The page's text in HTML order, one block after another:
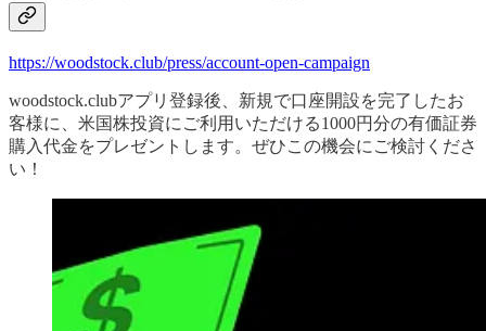
https://woodstock.club/press/account-open-campaign
woodstock.clubアプリ登録後、新規で口座開設を完了したお
客様に、米国株投資にご利用いただける1000円分の有価証券
購入代金をプレゼントします。ぜひこの機会にご検討くださ
い！